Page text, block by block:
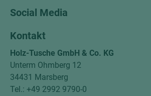
Social Media
Kontakt
Holz-Tusche GmbH & Co. KG
Unterm Ohmberg 12
34431 Marsberg
Tel.: +49 2992 9790-0